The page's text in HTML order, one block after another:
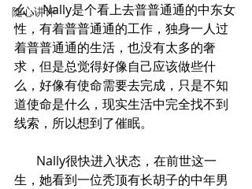
随心讲评
么， Nally是个看上去普普通通的中东女
性，有着普普通通的工作，独身一人过
着普普通通的生活，也没有太多的奢
求，但是总觉得好像自己应该做些什
么，好像有使命需要去完成，只是不知
道使命是什么，现实生活中完全找不到
线索，所以想到了催眠。
Nally很快进入状态，在前世这一
生，她看到一位秃顶有长胡子的中年男